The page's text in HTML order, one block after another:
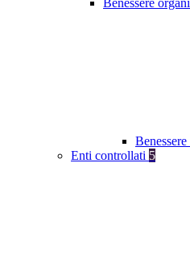
Benessere
Enti controllati 5